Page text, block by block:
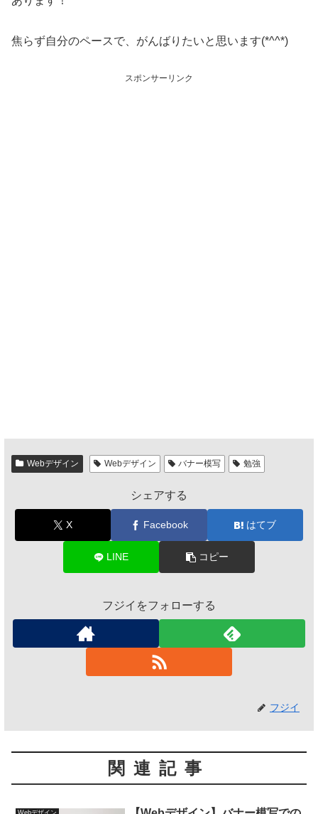
焦らず自分のペースで、がんばりたいと思います(*^^*)
スポンサーリンク
Webデザイン Webデザイン バナー模写 勉強
シェアする
X Facebook はてブ
LINE コピー
フジイをフォローする
フジイ
関連記事
Webデザイン